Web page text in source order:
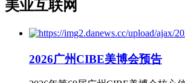
美业互联网
2026广州CIBE美博会预告